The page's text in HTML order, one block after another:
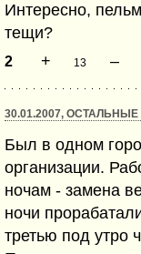
Интересно,
тещи?
2 + 13 –
30.01.2007,
Был в одном
организации.
ночам - замена
ночи
третью под утро